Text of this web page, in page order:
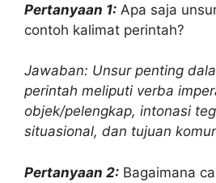
Pertanyaan 1: Apa saja
contoh kalimat perintah?
Jawaban: Unsur penting
perintah meliputi verba
objek/pelengkap, intonasi
situasional, dan tujuan
Pertanyaan 2: Bagaimana